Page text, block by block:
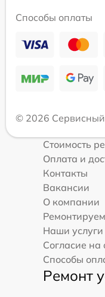
Способы оплаты
© 2026 Сервисный
Стоимость
Оплата и
Контакты
Вакансии
О компании
Наши услуги
Согласие
Способы
Ремонт